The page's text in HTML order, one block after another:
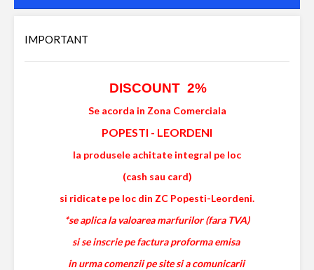
IMPORTANT
DISCOUNT 2%
Se acorda in Zona Comerciala
POPESTI - LEORDENI
la produsele achitate integral pe loc
(cash sau card)
si ridicate pe loc din ZC Popesti-Leordeni.
*se aplica la valoarea marfurilor (fara TVA)
si se inscrie pe factura proforma emisa
in urma comenzii pe site si a comunicarii